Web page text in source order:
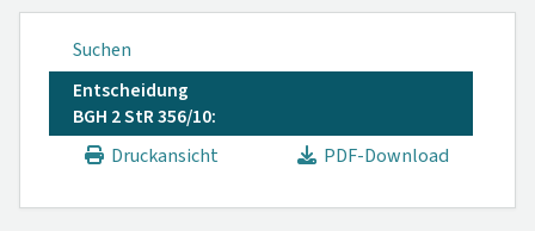
Suchen
Entscheidung
BGH 2 StR 356/10:
Druckansicht
PDF-Download